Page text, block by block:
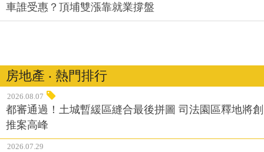
車誰受惠？頂埔雙漲靠就業撐盤
房地產 ‧ 熱門排行
2026.08.07
都審通過！土城暫緩區縫合最後拼圖 司法園區釋地將創
推案高峰
2026.07.29